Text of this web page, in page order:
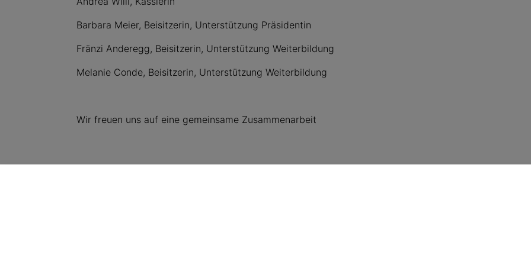
Barbara Meier, Beisitzerin, Unterstützung Präsidentin
Fränzi Anderegg, Beisitzerin, Unterstützung Weiterbildung
Melanie Conde, Beisitzerin, Unterstützung Weiterbildung
Wir freuen uns auf eine gemeinsame Zusammenarbeit